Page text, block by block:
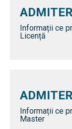
Informații ce
Licență
Informații ce
Master